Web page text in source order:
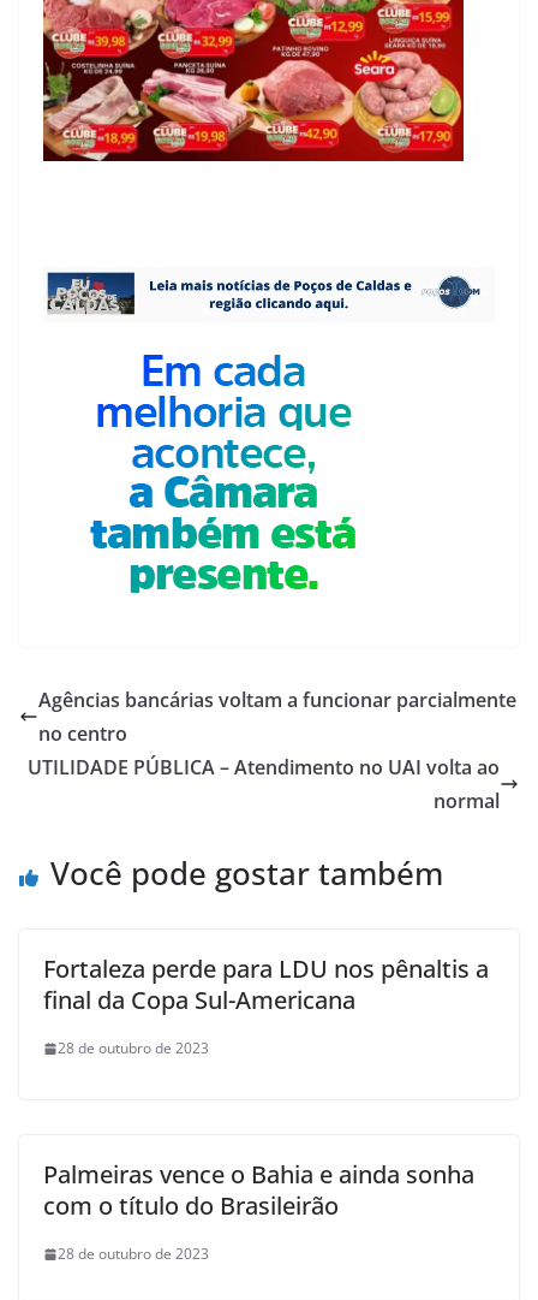
Agências bancárias voltam a funcionar parcialmente
no centro
UTILIDADE PÚBLICA – Atendimento no UAI volta ao
normal
Você pode gostar também
Fortaleza perde para LDU nos pênaltis a
final da Copa Sul-Americana
28 de outubro de 2023
Palmeiras vence o Bahia e ainda sonha
com o título do Brasileirão
28 de outubro de 2023